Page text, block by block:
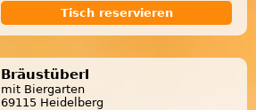
Tisch reservieren
Bräustüberl
mit Biergarten
69115 Heidelberg